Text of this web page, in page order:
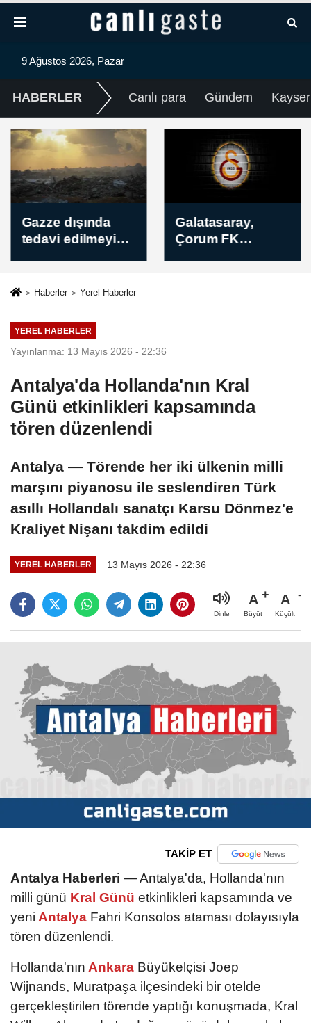
9 Ağustos 2026, Pazar
HABERLER Canlı para Gündem
Gazze dışında
tedavi edilmeyi
kapılarının
Galatasaray,
Çorum FK
Haberler Yerel Haberler
YEREL HABERLER
Yayınlanma: 13 Mayıs 2026 - 22:36
Antalya'da Hollanda'nın Kral
Günü etkinlikleri kapsamında
tören düzenlendi
Antalya — Törende her iki ülkenin milli
marşını piyanosu ile seslendiren Türk
asıllı Hollandalı sanatçı Karsu Dönmez'e
Kraliyet Nişanı takdim edildi
YEREL HABERLER 13 Mayıs 2026 - 22:36
Dinle
A
Büyüt
A
Küçült
TAKİP ET
Antalya Haberleri — Antalya'da, Hollanda'nın
milli günü Kral Günü etkinlikleri kapsamında ve
yeni Antalya Fahri Konsolos ataması dolayısıyla
tören düzenlendi.
Hollanda'nın Ankara Büyükelçisi Joep
Wijnands, Muratpaşa ilçesindeki bir otelde
gerçekleştirilen törende yaptığı konuşmada, Kral